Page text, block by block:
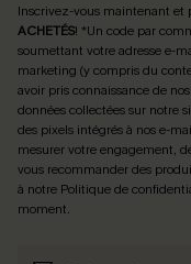
Inscrivez-vous maintenant et
ACHETÉS! *Un code par
soumettant votre adresse e-
marketing (y compris du
avoir pris connaissance de nos
données collectées sur notre
des pixels intégrés à nos e-
mesurer votre engagement,
vous recommander des
à notre Politique de
moment.